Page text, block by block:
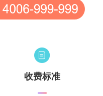
收费标准